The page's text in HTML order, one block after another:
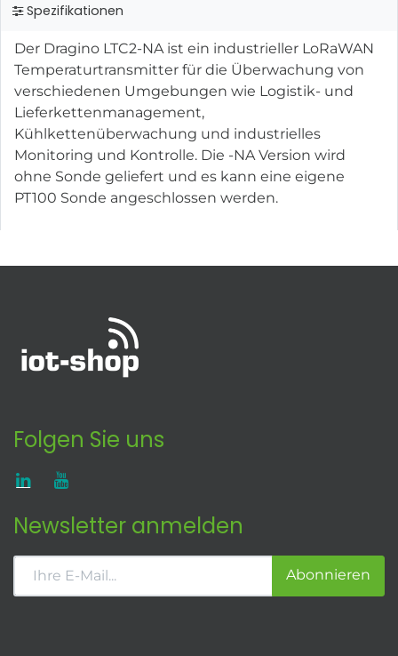
Spezifikationen
Der Dragino LTC2-NA ist ein industrieller LoRaWAN
Temperaturtransmitter für die Überwachung von
verschiedenen Umgebungen wie Logistik- und
Lieferkettenmanagement,
Kühlkettenüberwachung und industrielles
Monitoring und Kontrolle. Die -NA Version wird
ohne Sonde geliefert und es kann eine eigene
PT100 Sonde angeschlossen werden.
Folgen Sie uns
Newsletter anmelden
Abonnieren